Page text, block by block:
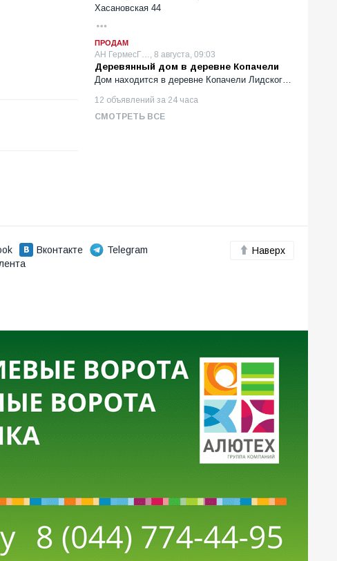
Хасановская 44
ПРОДАМ
АН ГермесГ…, 8 августа, 09:03
Деревянный дом в деревне Копачели
Дом находится в деревне Копачели Лидског…
12 объявлений за 24 часа
СМОТРЕТЬ ВСЕ
Вконтакте
Telegram
Наверх